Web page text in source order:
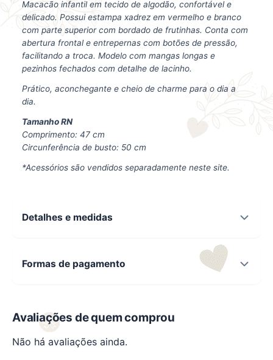
Macacão infantil em tecido de algodão, confortável e
delicado. Possui estampa xadrez em vermelho e branco
com parte superior com bordado de frutinhas. Conta com
abertura frontal e entrepernas com botões de pressão,
facilitando a troca. Modelo com mangas longas e
pezinhos fechados com detalhe de lacinho.
Prático, aconchegante e cheio de charme para o dia a
dia.
Tamanho RN
Comprimento: 47 cm
Circunferência de busto: 50 cm
*Acessórios são vendidos separadamente neste site.
Detalhes e medidas
Formas de pagamento
Avaliações de quem comprou
Não há avaliações ainda.